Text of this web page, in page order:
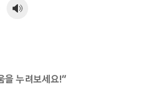
을 누려보세요!”